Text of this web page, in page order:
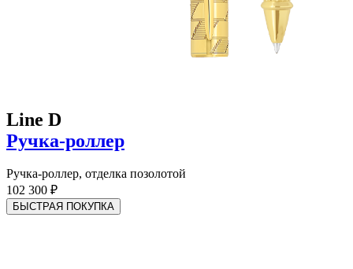
Line D
Ручка-роллер
Ручка-роллер, отделка позолотой
102 300 ₽
БЫСТРАЯ ПОКУПКА